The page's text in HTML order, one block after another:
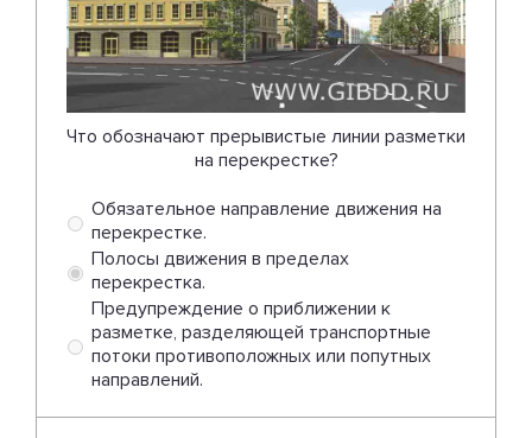
Что обозначают прерывистые линии разметки
на перекрестке?
Обязательное направление движения на
перекрестке.
Полосы движения в пределах
перекрестка.
Предупреждение о приближении к
разметке, разделяющей транспортные
потоки противоположных или попутных
направлений.